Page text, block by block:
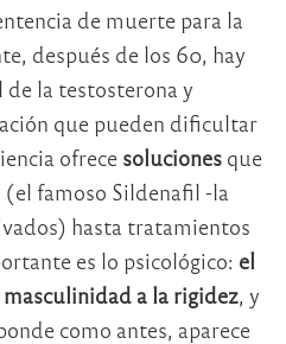
de muerte para la
después de los 60, hay
la testosterona y
que pueden dificultar
ofrece soluciones que
famoso Sildenafil -la
hasta tratamientos
es lo psicológico: el
a la rigidez , y
como antes, aparece